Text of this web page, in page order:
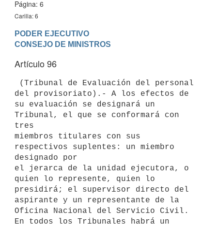
Página: 6
Carilla: 6
PODER EJECUTIVO
Artículo 96
del provisoriato).- A los efectos de
su evaluación se designará un
Tribunal, el que se conformará con
tres
miembros titulares con sus
respectivos suplentes: un miembro
designado por
el jerarca de la unidad ejecutora, o
quien lo represente, quien lo
presidirá; el supervisor directo del
aspirante y un representante de la
Oficina Nacional del Servicio Civil.
En todos los Tribunales habrá un